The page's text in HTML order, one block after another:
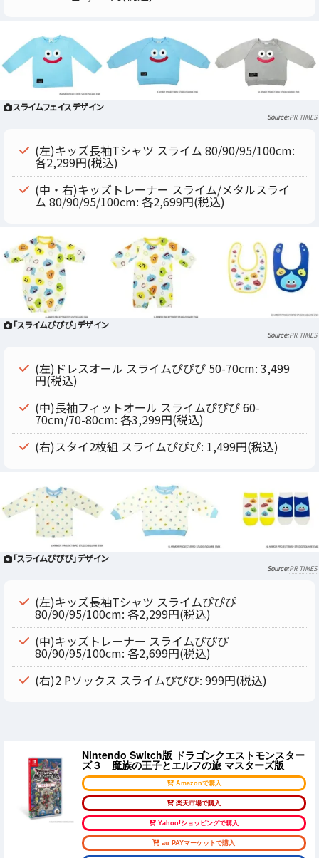
スライムフェイスデザイン
PR TIMES
(左)キッズ長袖Tシャツ スライム 80/90/95/100cm:
各2,299円(税込)
(中・右)キッズトレーナー スライム/メタルスライ
ム 80/90/95/100cm: 各2,699円(税込)
「スライムぴぴぴ」デザイン
PR TIMES
(左)ドレスオール スライムぴぴぴ 50-70cm: 3,499
円(税込)
(中)長袖フィットオール スライムぴぴぴ 60-
70cm/70-80cm: 各3,299円(税込)
(右)スタイ2枚組 スライムぴぴぴ: 1,499円(税込)
「スライムぴぴぴ」デザイン
PR TIMES
(左)キッズ長袖Tシャツ スライムぴぴぴ
80/90/95/100cm: 各2,299円(税込)
(中)キッズトレーナー スライムぴぴぴ
80/90/95/100cm: 各2,699円(税込)
(右)2 Pソックス スライムぴぴぴ: 999円(税込)
Nintendo Switch版 ドラゴンクエストモンスター
ズ３ 魔族の王子とエルフの旅 マスターズ版
Amazonで購入
楽天市場で購入
Yahoo!ショッピングで購入
au PAYマーケットで購入